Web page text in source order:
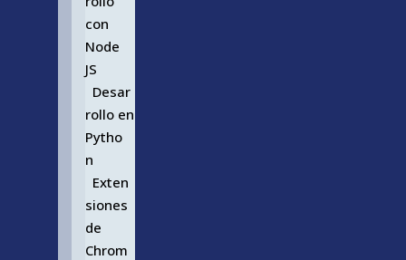
con
Node
JS
Desar
rollo en
Pytho
n
Exten
siones
de
Chrom